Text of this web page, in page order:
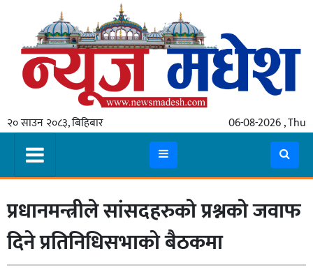
२० साउन २०८३, बिहिबार 06-08-2026 , Thu
गृहपृष्ठ
स्थानीय
प्रदेश
मधेश
प्रदेश
लुम्बिनी
प्रधानमन्त्रीले सांसदहरुको प्रश्नको जवाफ
दिने प्रतिनिधिसभाको बैठकमा